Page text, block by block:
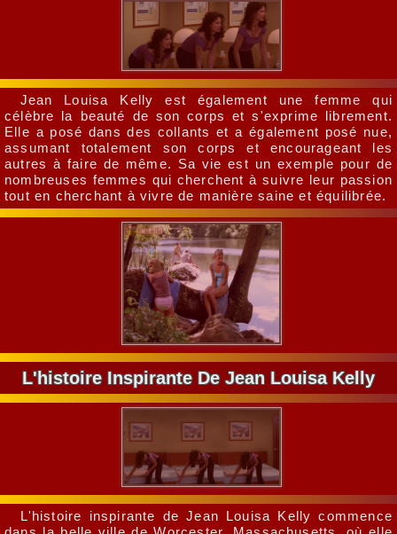
Jean Louisa Kelly est également une femme qui
célèbre la beauté de son corps et s'exprime librement.
Elle a posé dans des collants et a également posé nue,
assumant totalement son corps et encourageant les
autres à faire de même. Sa vie est un exemple pour de
nombreuses femmes qui cherchent à suivre leur passion
tout en cherchant à vivre de manière saine et équilibrée.
L'histoire Inspirante De Jean Louisa Kelly
L'histoire inspirante de Jean Louisa Kelly commence